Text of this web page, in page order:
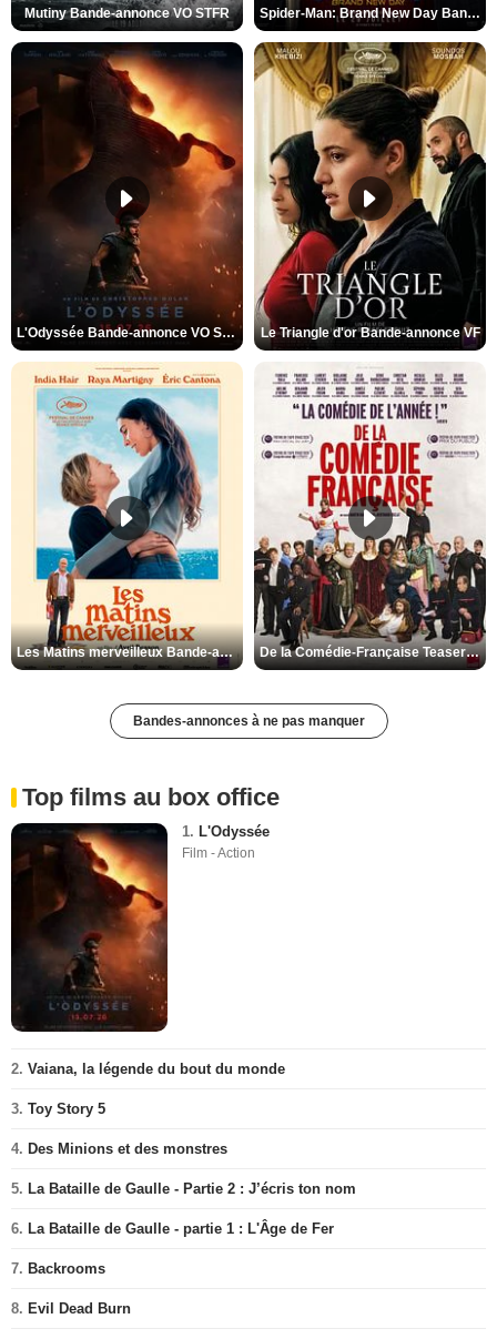
Mutiny Bande-annonce VO STFR Spider-Man: Brand New Day Bande-annonce VO STFR
L'Odyssée Bande-annonce VO STFR Le Triangle d'or Bande-annonce VF
Les Matins merveilleux Bande-annonce VF De la Comédie-Française Teaser VF
Bandes-annonces à ne pas manquer
Top films au box office
1. L'Odyssée
Film - Action
2. Vaiana, la légende du bout du monde
3. Toy Story 5
4. Des Minions et des monstres
5. La Bataille de Gaulle - Partie 2 : J’écris ton nom
6. La Bataille de Gaulle - partie 1 : L'Âge de Fer
7. Backrooms
8. Evil Dead Burn